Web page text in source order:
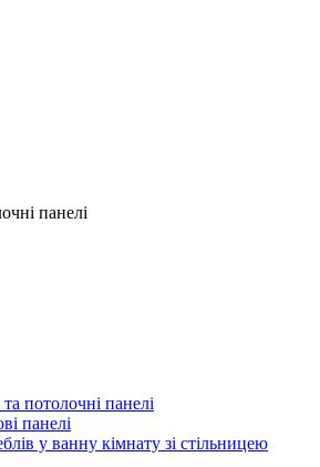
панелі
та потолочні панелі
панелі
у ванну кімнату зі стільницею